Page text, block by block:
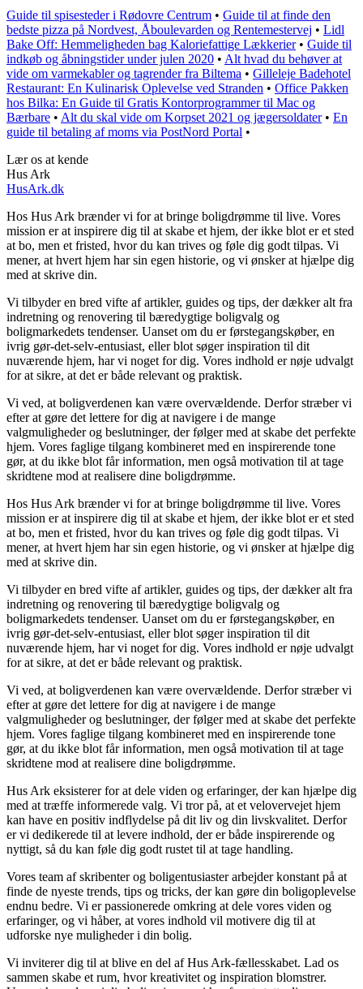
Guide til spisesteder i Rødovre Centrum • Guide til at finde den
bedste pizza på Nordvest, Åboulevarden og Rentemestervej • Lidl
Bake Off: Hemmeligheden bag Kaloriefattige Lækkerier• Guide til
indkøb og åbningstider under julen 2020 • Alt hvad du behøver at
vide om varmekabler og tagrender fra Biltema • Gilleleje Badehotel
Restaurant: En Kulinarisk Oplevelse ved Stranden • Office Pakken
hos Bilka: En Guide til Gratis Kontorprogrammer til Mac og
Bærbare • Alt du skal vide om Korpset 2021 og jægersoldater• En
guide til betaling af moms via PostNord Portal •
Lær os at kende
Hus Ark
HusArk.dk
Hos Hus Ark brænder vi for at bringe boligdrømme til live. Vores
mission er at inspirere dig til at skabe et hjem, der ikke blot er et sted
at bo, men et fristed, hvor du kan trives og føle dig godt tilpas. Vi
mener, at hvert hjem har sin egen historie, og vi ønsker at hjælpe dig
med at skrive din.
Vi tilbyder en bred vifte af artikler, guides og tips, der dækker alt fra
indretning og renovering til bæredygtige boligvalg og
boligmarkedets tendenser. Uanset om du er førstegangskøber, en
ivrig gør-det-selv-entusiast, eller blot søger inspiration til dit
nuværende hjem, har vi noget for dig. Vores indhold er nøje udvalgt
for at sikre, at det er både relevant og praktisk.
Vi ved, at boligverdenen kan være overvældende. Derfor stræber vi
efter at gøre det lettere for dig at navigere i de mange
valgmuligheder og beslutninger, der følger med at skabe det perfekte
hjem. Vores faglige tilgang kombineret med en inspirerende tone
gør, at du ikke blot får information, men også motivation til at tage
skridtene mod at realisere dine boligdrømme.
Hos Hus Ark brænder vi for at bringe boligdrømme til live. Vores
mission er at inspirere dig til at skabe et hjem, der ikke blot er et sted
at bo, men et fristed, hvor du kan trives og føle dig godt tilpas. Vi
mener, at hvert hjem har sin egen historie, og vi ønsker at hjælpe dig
med at skrive din.
Vi tilbyder en bred vifte af artikler, guides og tips, der dækker alt fra
indretning og renovering til bæredygtige boligvalg og
boligmarkedets tendenser. Uanset om du er førstegangskøber, en
ivrig gør-det-selv-entusiast, eller blot søger inspiration til dit
nuværende hjem, har vi noget for dig. Vores indhold er nøje udvalgt
for at sikre, at det er både relevant og praktisk.
Vi ved, at boligverdenen kan være overvældende. Derfor stræber vi
efter at gøre det lettere for dig at navigere i de mange
valgmuligheder og beslutninger, der følger med at skabe det perfekte
hjem. Vores faglige tilgang kombineret med en inspirerende tone
gør, at du ikke blot får information, men også motivation til at tage
skridtene mod at realisere dine boligdrømme.
Hus Ark eksisterer for at dele viden og erfaringer, der kan hjælpe dig
med at træffe informerede valg. Vi tror på, at et velovervejet hjem
kan have en positiv indflydelse på dit liv og din livskvalitet. Derfor
er vi dedikerede til at levere indhold, der er både inspirerende og
nyttigt, så du kan føle dig godt rustet til at tage handling.
Vores team af skribenter og boligentusiaster arbejder konstant på at
finde de nyeste trends, tips og tricks, der kan gøre din boligoplevelse
endnu bedre. Vi er passionerede omkring at dele vores viden og
erfaringer, og vi håber, at vores indhold vil motivere dig til at
udforske nye muligheder i din bolig.
Vi inviterer dig til at blive en del af Hus Ark-fællesskabet. Lad os
sammen skabe et rum, hvor kreativitet og inspiration blomstrer.